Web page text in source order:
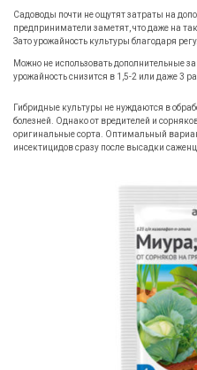
Садоводы почти не ощутят затраты на
предприниматели заметят, что даже на
Зато урожайность культуры благодаря
Можно не использовать дополнительные
урожайность снизится в 1,5-2 или даже 3
Гибридные культуры не нуждаются в
болезней. Однако от вредителей и
оригинальные сорта. Оптимальный
инсектицидов сразу после высадки